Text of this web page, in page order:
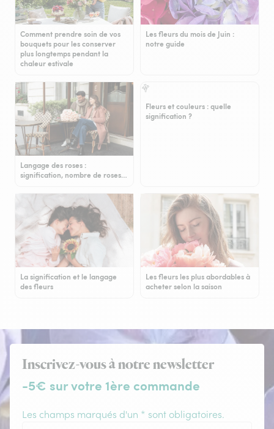
Comment prendre soin de vos
bouquets pour les conserver
plus longtemps pendant la
chaleur estivale
Les fleurs du mois de Juin :
notre guide
Langage des roses :
signification, nombre de roses…
Fleurs et couleurs : quelle
signification ?
La signification et le langage
des fleurs
Les fleurs les plus abordables à
acheter selon la saison
Inscrivez-vous à notre newsletter
-5€ sur votre 1ère commande
Les champs marqués d'un * sont obligatoires.